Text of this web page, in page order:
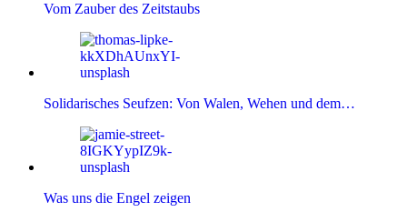
Vom Zauber des Zeitstaubs
Solidarisches Seufzen: Von Walen, Wehen und dem…
Was uns die Engel zeigen